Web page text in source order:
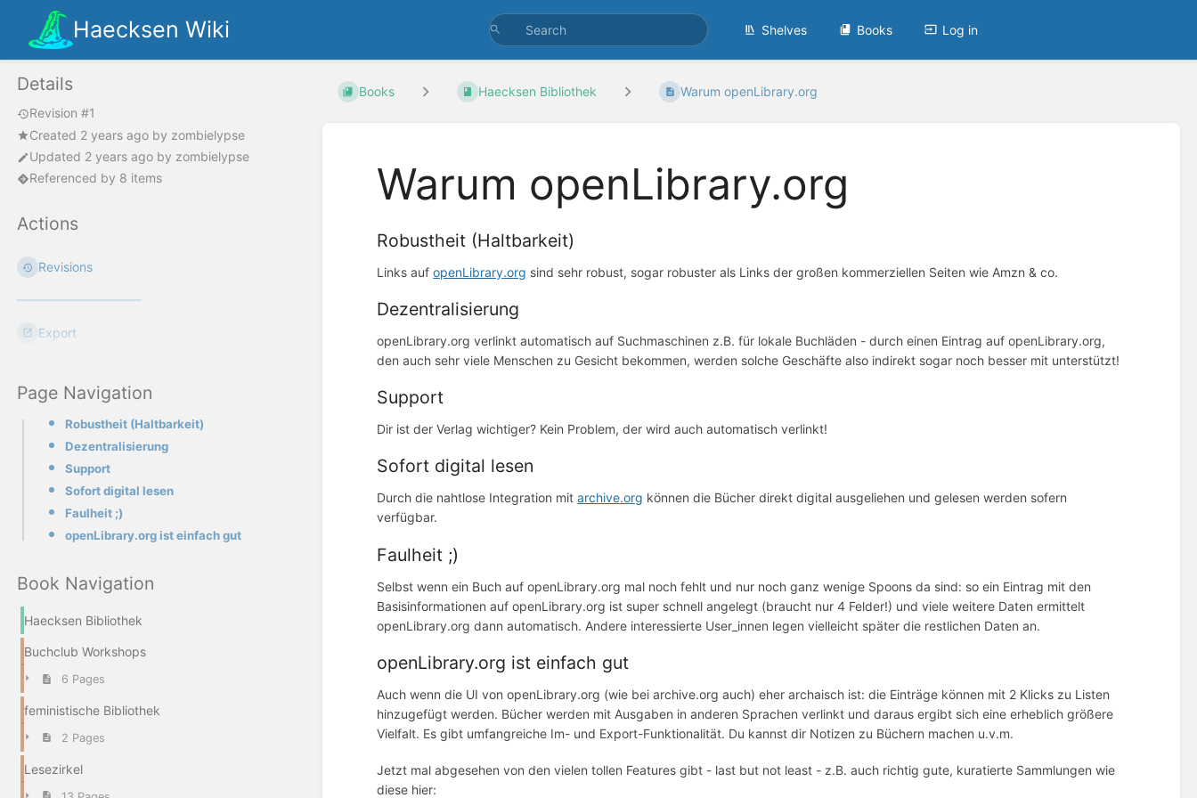
Haecksen Wiki Shelves Books Log in
Details
Revision #1
Created 2 years ago by zombielypse
Updated 2 years ago by zombielypse
Referenced by 8 items
Actions
Revisions
Export
Page Navigation
Robustheit (Haltbarkeit)
Dezentralisierung
Support
Sofort digital lesen
Faulheit ;)
openLibrary.org ist einfach gut
Book Navigation
Haecksen Bibliothek
Buchclub Workshops
6 Pages
feministische Bibliothek
2 Pages
Lesezirkel
Books Haecksen Bibliothek Warum openLibrary.org
Warum openLibrary.org
Robustheit (Haltbarkeit)
Links aufopenLibrary.org sind sehr robust, sogar robuster als Links der großen kommerziellen Seiten wie Amzn & co.
Dezentralisierung
openLibrary.org verlinkt automatisch auf Suchmaschinen z.B. für lokale Buchläden - durch einen Eintrag auf openLibrary.org,
den auch sehr viele Menschen zu Gesicht bekommen, werden solche Geschäfte also indirekt sogar noch besser mit unterstützt!
Support
Dir ist der Verlag wichtiger? Kein Problem, der wird auch automatisch verlinkt!
Sofort digital lesen
Durch die nahtlose Integration mitarchive.org können die Bücher direkt digital ausgeliehen und gelesen werden sofern
verfügbar.
Faulheit ;)
Selbst wenn ein Buch auf openLibrary.org mal noch fehlt und nur noch ganz wenige Spoons da sind: so ein Eintrag mit den
Basisinformationen auf openLibrary.org ist super schnell angelegt (braucht nur 4 Felder!) und viele weitere Daten ermittelt
openLibrary.org dann automatisch. Andere interessierte User_innen legen vielleicht später die restlichen Daten an.
openLibrary.org ist einfach gut
Auch wenn die UI von openLibrary.org (wie bei archive.org auch) eher archaisch ist: die Einträge können mit 2 Klicks zu Listen
hinzugefügt werden. Bücher werden mit Ausgaben in anderen Sprachen verlinkt und daraus ergibt sich eine erheblich größere
Vielfalt. Es gibt umfangreiche Im- und Export-Funktionalität. Du kannst dir Notizen zu Büchern machen u.v.m.
Jetzt mal abgesehen von den vielen tollen Features gibt - last but not least - z.B. auch richtig gute, kuratierte Sammlungen wie
diese hier: